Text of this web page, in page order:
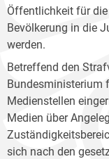
Öffentlichkeit für die
Bevölkerung in die
werden.
Betreffend den
Bundesministerium
Medienstellen
Medien über
sich nach den